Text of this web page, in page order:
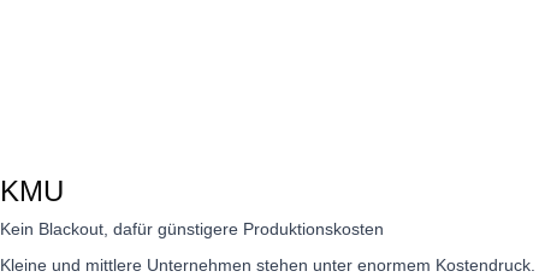
KMU
Kein Blackout, dafür günstigere Produktionskosten
Kleine und mittlere Unternehmen stehen unter enormem Kostendruck.